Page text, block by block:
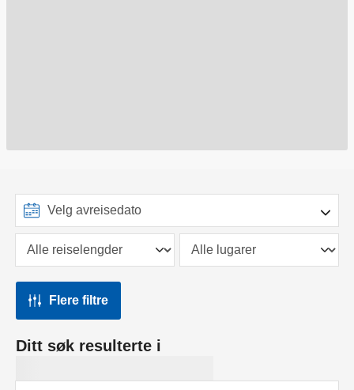
Flere filtre
Ditt søk resulterte i